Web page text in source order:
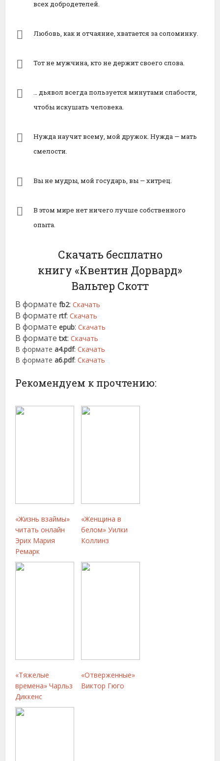
всех добродетелей.
Любовь, как и отчаяние, хватается за соломинку.
Тот не мужчина, кто не держит своего слова.
… дьявол всегда пользуется минутами слабости,
чтобы искушать человека.
Нужда научит всему, мой дружок. Нужда — мать
смелости.
Вы не мудры, мой государь, вы — хитрец.
В этом мире нет ничего лучше собственного
опыта.
Скачать бесплатно
книгу «Квентин Дорвард»
Вальтер Скотт
В форматеfb2:Скачать
В форматеrtf:Скачать
В форматеepub:Скачать
В форматеtxt:Скачать
В форматеa4.pdf:Скачать
В форматеa6.pdf:Скачать
Рекомендуем к прочтению:
«Жизнь взаймы»
читать онлайн
Эрих Мария
Ремарк
«Женщина в
белом» Уилки
Коллинз
«Тяжелые
времена» Чарльз
Диккенс
«Отверженные»
Виктор Гюго